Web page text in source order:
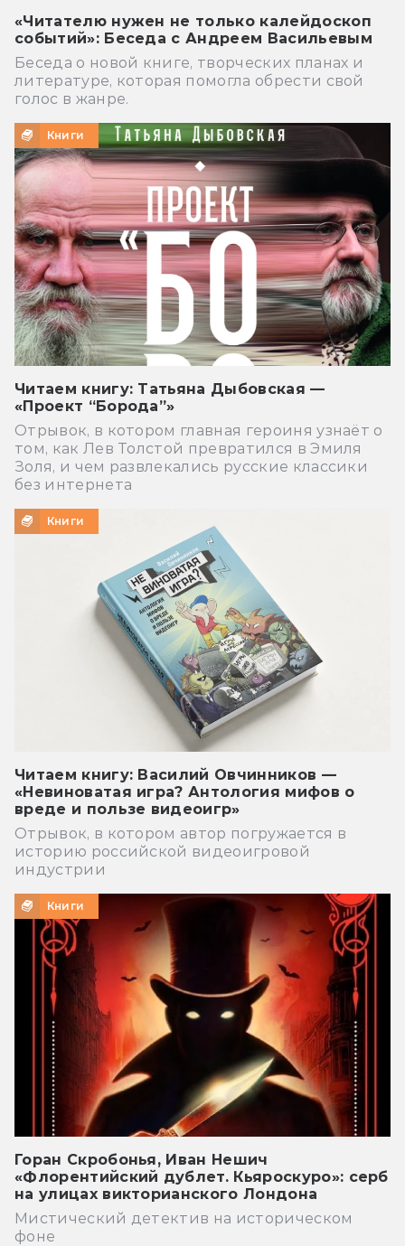
«Читателю нужен не только калейдоскоп
событий»: Беседа с Андреем Васильевым
Беседа о новой книге, творческих планах и
литературе, которая помогла обрести свой
голос в жанре.
Книги
Читаем книгу: Татьяна Дыбовская —
«Проект “Борода”»
Отрывок, в котором главная героиня узнаёт о
том, как Лев Толстой превратился в Эмиля
Золя, и чем развлекались русские классики
без интернета
Книги
Читаем книгу: Василий Овчинников —
«Невиноватая игра? Антология мифов о
вреде и пользе видеоигр»
Отрывок, в котором автор погружается в
историю российской видеоигровой
индустрии
Книги
Горан Скробонья, Иван Нешич
«Флорентийский дублет. Кьяроскуро»: серб
на улицах викторианского Лондона
Мистический детектив на историческом
фоне